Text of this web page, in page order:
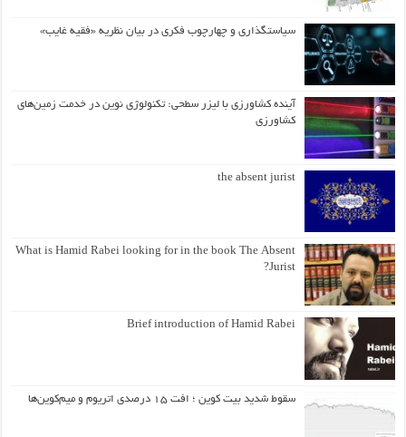
سیاستگذاری و چهارچوب فکری در بیان نظریه «فقیه غایب»
آینده کشاورزی با لیزر سطحی: تکنولوژی نوین در خدمت زمین‌های
کشاورزی
the absent jurist
What is Hamid Rabei looking for in the book The Absent
Jurist?
Brief introduction of Hamid Rabei
سقوط شدید بیت کوین ؛ افت ۱۵ درصدی اتریوم و میم‌کوین‌ها